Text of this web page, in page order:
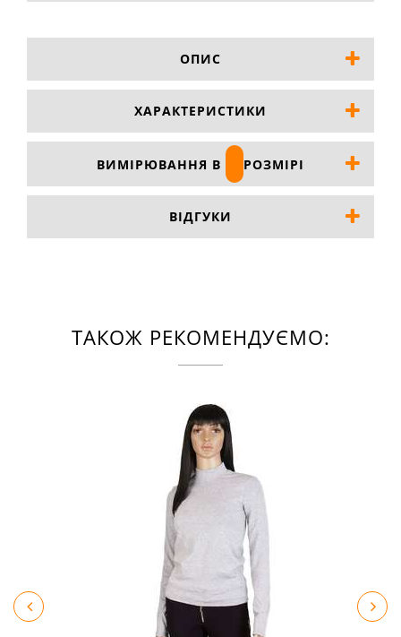
ОПИС
ХАРАКТЕРИСТИКИ
ВИМІРЮВАННЯ В РОЗМІРІ
ВІДГУКИ
ТАКОЖ РЕКОМЕНДУЄМО: